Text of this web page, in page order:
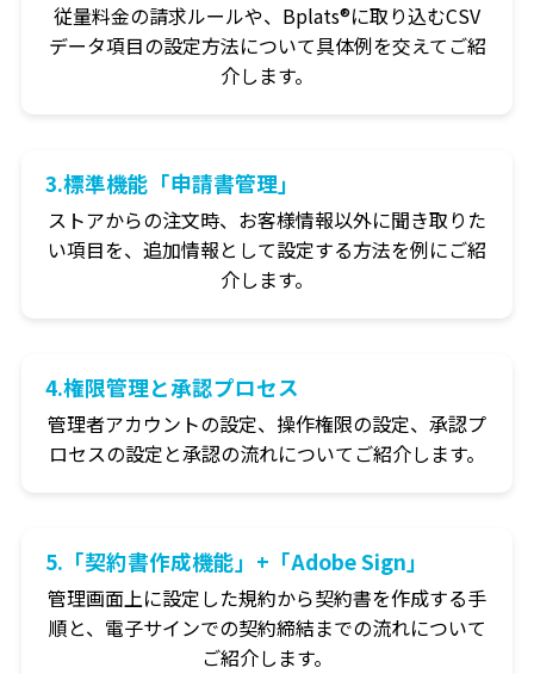
従量料金の請求ルールや、Bplats®に取り込むCSV
データ項目の設定方法について具体例を交えてご紹
介します。
3.標準機能「申請書管理」
ストアからの注文時、お客様情報以外に聞き取りた
い項目を、追加情報として設定する方法を例にご紹
介します。
4.権限管理と承認プロセス
管理者アカウントの設定、操作権限の設定、承認プ
ロセスの設定と承認の流れについてご紹介します。
5.「契約書作成機能」+「Adobe Sign」
管理画面上に設定した規約から契約書を作成する手
順と、電子サインでの契約締結までの流れについて
ご紹介します。